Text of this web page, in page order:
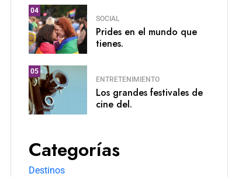
04
SOCIAL
Prides en el mundo que
tienes.
05
ENTRETENIMIENTO
Los grandes festivales de
cine del.
Categorías
Destinos